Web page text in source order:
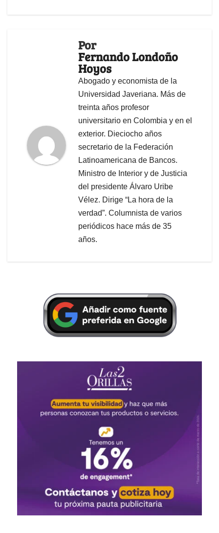
Por
Fernando Londoño
Hoyos
Abogado y economista de la
Universidad Javeriana. Más de
treinta años profesor
universitario en Colombia y en el
exterior. Dieciocho años
secretario de la Federación
Latinoamericana de Bancos.
Ministro de Interior y de Justicia
del presidente Álvaro Uribe
Vélez. Dirige “La hora de la
verdad”. Columnista de varios
periódicos hace más de 35
años.